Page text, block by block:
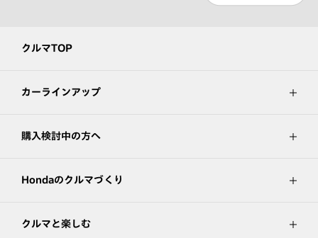
クルマTOP
カーラインアップ
購入検討中の方へ
Hondaのクルマづくり
クルマと楽しむ